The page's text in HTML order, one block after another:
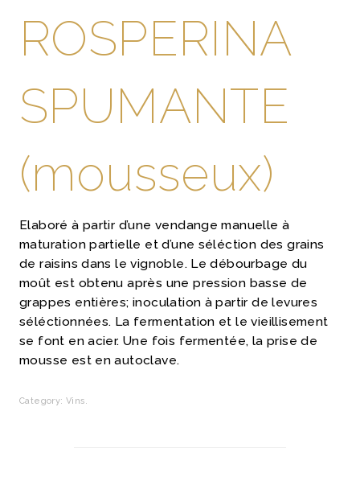
ROSPERINA
SPUMANTE
(mousseux)
Elaboré à partir d’une vendange manuelle à
maturation partielle et d’une séléction des grains
de raisins dans le vignoble. Le débourbage du
moût est obtenu après une pression basse de
grappes entières; inoculation à partir de levures
séléctionnées. La fermentation et le vieillisement
se font en acier. Une fois fermentée, la prise de
mousse est en autoclave.
Category: Vins.